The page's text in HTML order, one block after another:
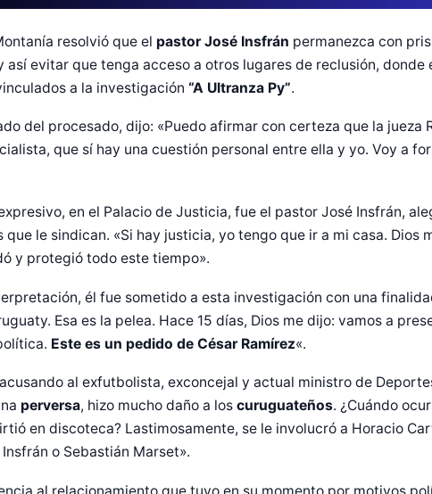
resolvió que el pastor José Insfrán permanezca con
así evitar que tenga acceso a otros lugares de reclusión, donde
a la investigación “A Ultranza Py”.
del procesado, dijo: «Puedo afirmar con certeza que la jueza
que sí hay una cuestión personal entre ella y yo. Voy a
en el Palacio de Justicia, fue el pastor José Insfrán,
le sindican. «Si hay justicia, yo tengo que ir a mi casa. Dios
y protegió todo este tiempo».
él fue sometido a esta investigación con una
Esa es la pelea. Hace 15 días, Dios me dijo: vamos a
Este es un pedido de César Ramírez«.
al exfutbolista, exconcejal y actual ministro de
perversa, hizo mucho daño a los curuguateños. ¿Cuándo
en discoteca? Lastimosamente, se le involucró a Horacio
o Sebastián Marset».